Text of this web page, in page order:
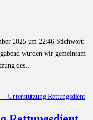
2025 um 22:46 Stichwort:
wurden wir gemeinsam
des…